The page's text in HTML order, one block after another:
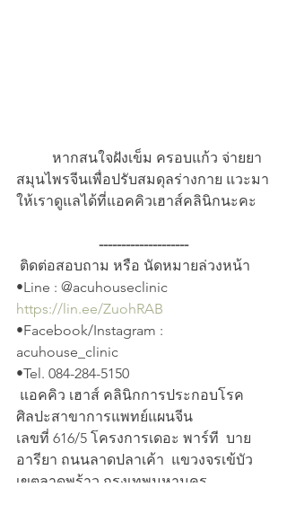
สมุนไพรจีนเพื่อปรับสมดุลร่างกาย แวะมา
ให้เราดูแลได้ที่แอคคิวเฮาส์คลินิกนะคะ
--------------------
ติดต่อสอบถาม หรือ นัดหมายล่วงหน้า
•Line : @acuhouseclinic
https://lin.ee/ZuohRAB
•Facebook/Instagram :
acuhouse_clinic
•Tel. 084-284-5150
ศิลปะสาขาการแพทย์แผนจีน
เลขที่ 616/5 โครงการเดอะ พาร์ที  บาย
อารียา ถนนลาดปลาเค้า  แขวงจรเข้บัว
เขตลาดพร้าว กรุงเทพมหานคร